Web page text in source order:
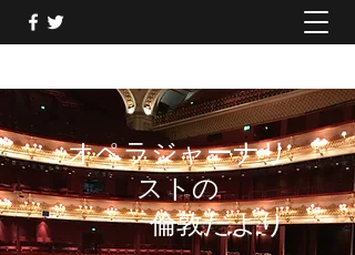
オペラジャーナリ
ストの
倫敦だより